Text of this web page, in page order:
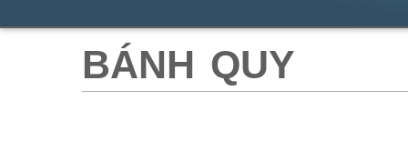
bánh quy